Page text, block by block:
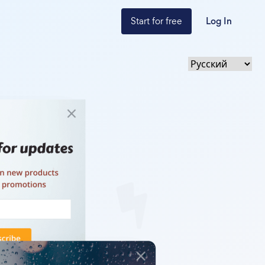
Start for free Log In